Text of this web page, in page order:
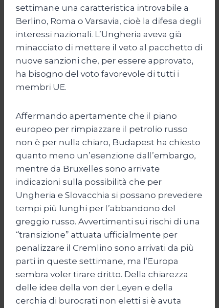
settimane una caratteristica introvabile a
Berlino, Roma o Varsavia, cioè la difesa degli
interessi nazionali. L’Ungheria aveva già
minacciato di mettere il veto al pacchetto di
nuove sanzioni che, per essere approvato,
ha bisogno del voto favorevole di tutti i
membri UE.
Affermando apertamente che il piano
europeo per rimpiazzare il petrolio russo
non è per nulla chiaro, Budapest ha chiesto
quanto meno un’esenzione dall’embargo,
mentre da Bruxelles sono arrivate
indicazioni sulla possibilità che per
Ungheria e Slovacchia si possano prevedere
tempi più lunghi per l’abbandono del
greggio russo. Avvertimenti sui rischi di una
“transizione” attuata ufficialmente per
penalizzare il Cremlino sono arrivati da più
parti in queste settimane, ma l’Europa
sembra voler tirare dritto. Della chiarezza
delle idee della von der Leyen e della
cerchia di burocrati non eletti si è avuta